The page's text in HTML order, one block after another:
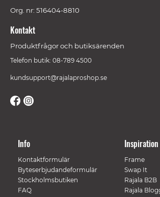
Org. nr: 516404-8810
Kontakt
Produktfrågor och butiksärenden
Telefon butik: 08-789 4500
kundsupport@rajalaproshop.se
Info
Kontaktformulär
Byteserbjudandeformulär
Stockholmsbutiken
FAQ
Inspiration
Frame
Swap It
Rajala B2B
Rajala